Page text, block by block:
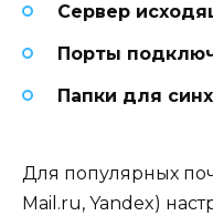
Сервер
Порты
Папки для
Для популярных
Mail.ru, Yandex)